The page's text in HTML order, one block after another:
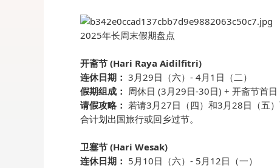
2025年长周末假期盘点
开斋节 (Hari Raya Aidilfitri)
连休日期： 3月29日（六）- 4月1日（二）
假期组成： 周休日 (3月29日-30日) + 开斋节首
请假攻略： 若请3月27日（四）和3月28日（五
合计划出国旅行或回乡过节。
卫塞节 (Hari Wesak)
连休日期： 5月10日（六）- 5月12日（一）